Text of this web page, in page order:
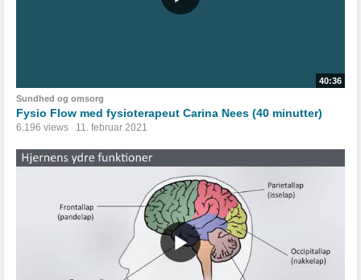
40:36
Sundhed og omsorg
Fysio Flow med fysioterapeut Carina Nees (40 minutter)
6.196 views 11. februar 2021